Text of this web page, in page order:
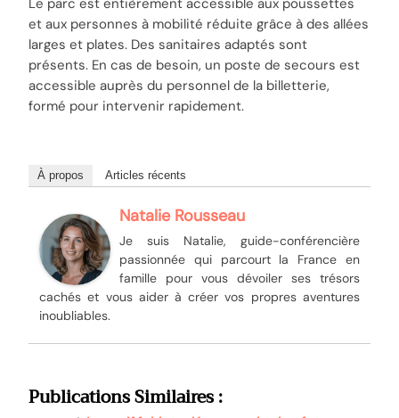
Le parc est entièrement accessible aux poussettes
et aux personnes à mobilité réduite grâce à des allées
larges et plates. Des sanitaires adaptés sont
présents. En cas de besoin, un poste de secours est
accessible auprès du personnel de la billetterie,
formé pour intervenir rapidement.
À propos Articles récents
Natalie Rousseau
Je suis Natalie, guide-conférencière
passionnée qui parcourt la France en
famille pour vous dévoiler ses trésors
cachés et vous aider à créer vos propres aventures
inoubliables.
Publications Similaires :